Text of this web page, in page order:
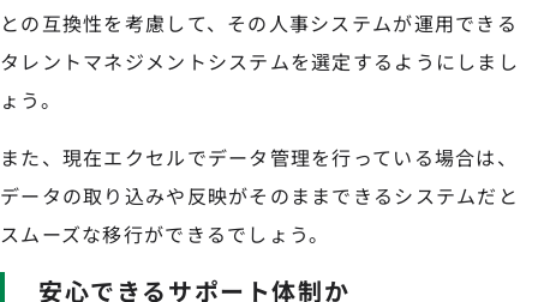
との互換性を考慮して、その人事システムが運用できる
タレントマネジメントシステムを選定するようにしまし
ょう。
また、現在エクセルでデータ管理を行っている場合は、
データの取り込みや反映がそのままできるシステムだと
スムーズな移行ができるでしょう。
安心できるサポート体制か